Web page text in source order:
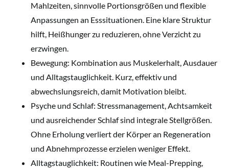
Mahlzeiten, sinnvolle Portionsgrößen und flexible
Anpassungen an Esssituationen. Eine klare Struktur
hilft, Heißhunger zu reduzieren, ohne Verzicht zu
erzwingen.
Bewegung: Kombination aus Muskelerhalt, Ausdauer
und Alltagstauglichkeit. Kurz, effektiv und
abwechslungsreich, damit Motivation bleibt.
Psyche und Schlaf: Stressmanagement, Achtsamkeit
und ausreichender Schlaf sind integrale Stellgrößen.
Ohne Erholung verliert der Körper an Regeneration
und Abnehmprozesse erzielen weniger Effekt.
Alltagstauglichkeit: Routinen wie Meal-Prepping,